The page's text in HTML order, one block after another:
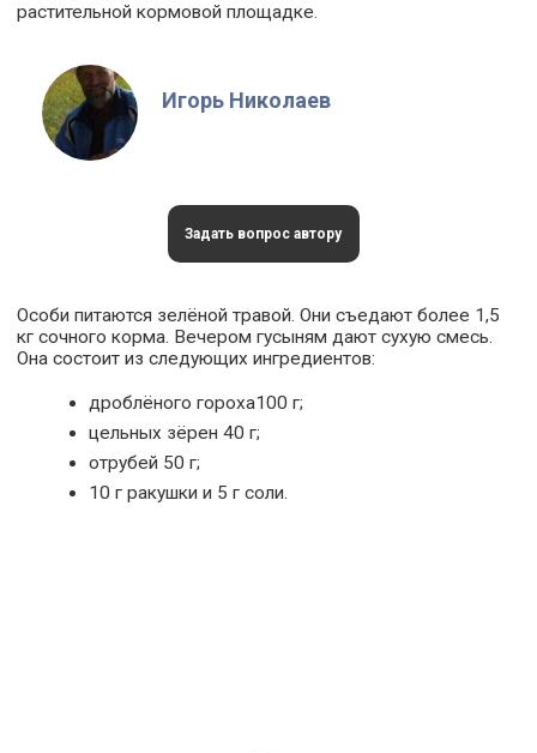
растительной кормовой площадке.
Игорь Николаев
Задать вопрос автору
Особи питаются зелёной травой. Они съедают более 1,5
кг сочного корма. Вечером гусыням дают сухую смесь.
Она состоит из следующих ингредиентов:
дроблёного гороха100 г;
цельных зёрен 40 г;
отрубей 50 г;
10 г ракушки и 5 г соли.